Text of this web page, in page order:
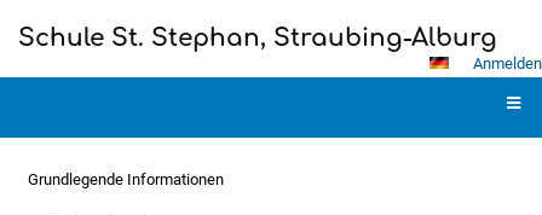
Schule St. Stephan, Straubing-Alburg
Anmelden
Digitale&nbsp;Schule
Digitale
Grundlegende Informationen